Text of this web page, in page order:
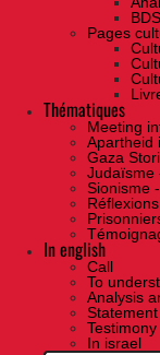
Pages
Thématiques
Meeting
Apartheid
Gaza
Judaïsme
Sionisme
In english
Call
To
Analysis
Statement
Testimony
In israel